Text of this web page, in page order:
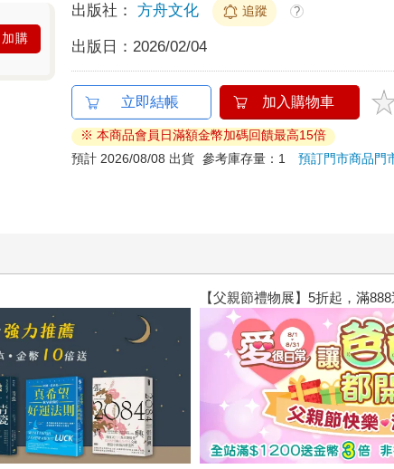
加購
出版社： 方舟文化 追蹤 ?
出版日： 2026/02/04
立即結帳 加入購物車
※ 本商品會員日滿額金幣加碼回饋最高15倍
預計 2026/08/08 出貨 參考庫存量：1預訂門市商品門
閱讀漫遊錄-2026上半年暢銷榜